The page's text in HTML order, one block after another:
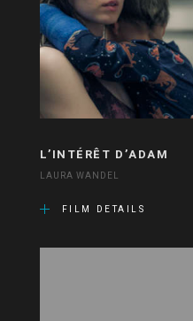
L’INTÉRÊT D’ADAM
LAURA WANDEL
FILM DETAILS